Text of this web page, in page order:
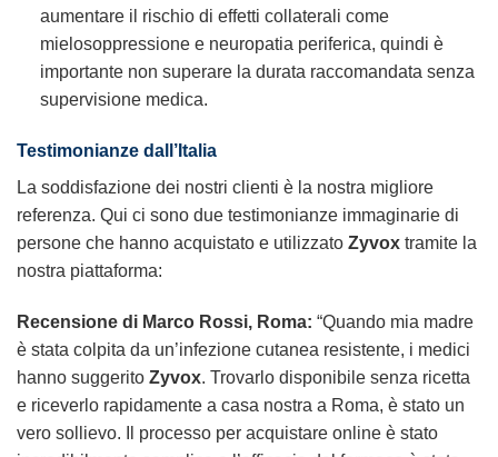
aumentare il rischio di effetti collaterali come
mielosoppressione e neuropatia periferica, quindi è
importante non superare la durata raccomandata senza
supervisione medica.
Testimonianze dall’Italia
La soddisfazione dei nostri clienti è la nostra migliore
referenza. Qui ci sono due testimonianze immaginarie di
persone che hanno acquistato e utilizzato Zyvox tramite la
nostra piattaforma:
Recensione di Marco Rossi, Roma: “Quando mia madre
è stata colpita da un’infezione cutanea resistente, i medici
hanno suggerito Zyvox. Trovarlo disponibile senza ricetta
e riceverlo rapidamente a casa nostra a Roma, è stato un
vero sollievo. Il processo per acquistare online è stato